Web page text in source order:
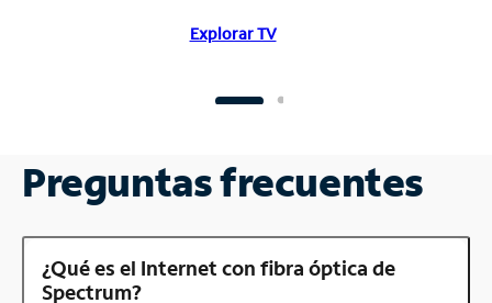
Explorar TV
Preguntas frecuentes
¿Qué es el Internet con fibra óptica de
Spectrum?